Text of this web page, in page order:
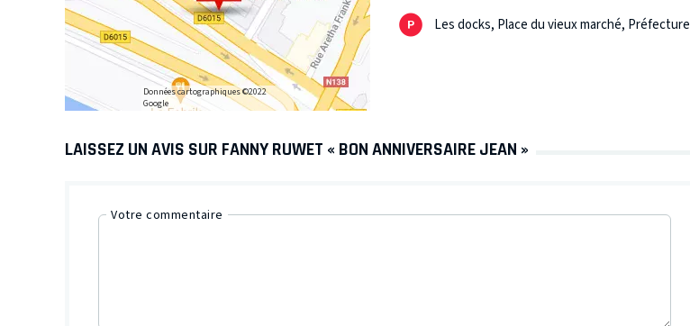
Données cartographiques ©2022
Google
Les docks, Place du vieux marché, Préfecture
LAISSEZ UN AVIS SUR FANNY RUWET « BON ANNIVERSAIRE JEAN »
Votre commentaire